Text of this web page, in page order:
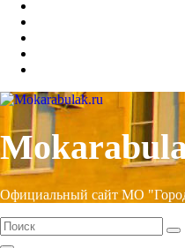
Официальный сайт МО